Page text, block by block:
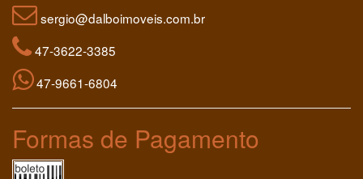
sergio@dalboimoveis.com.br
47-3622-3385
47-9661-6804
Formas de Pagamento